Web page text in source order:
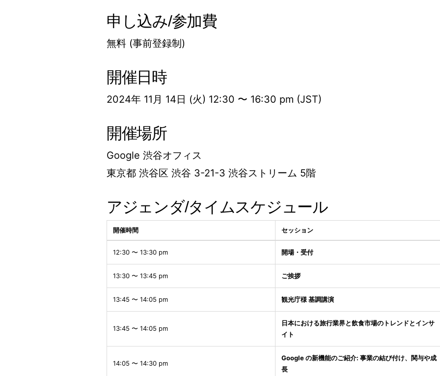
申し込み/参加費
無料 (事前登録制)
開催日時
2024年 11月 14日 (火) 12:30 〜 16:30 pm (JST)
開催場所
Google 渋谷オフィス
東京都 渋谷区 渋谷 3-21-3 渋谷ストリーム 5階
アジェンダ/タイムスケジュール
開催時間 セッション
12:30 〜 13:30 pm 開場・受付
13:30 〜 13:45 pm ご挨拶
13:45 〜 14:05 pm 観光庁様 基調講演
13:45 〜 14:05 pm
日本における旅行業界と飲食市場のトレンドとインサ
イト
14:05 〜 14:30 pm
Google の新機能のご紹介: 事業の結び付け、関与や成
長